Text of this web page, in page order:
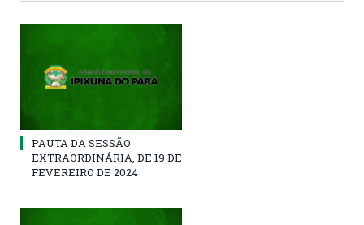
PAUTA DA SESSÃO
EXTRAORDINÁRIA, DE 19 DE
FEVEREIRO DE 2024